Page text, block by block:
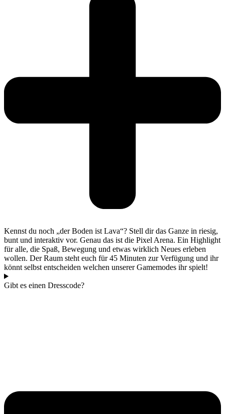
Kennst du noch „der Boden ist Lava“? Stell dir das Ganze in riesig,
bunt und interaktiv vor. Genau das ist die Pixel Arena. Ein Highlight
für alle, die Spaß, Bewegung und etwas wirklich Neues erleben
wollen. Der Raum steht euch für 45 Minuten zur Verfügung und ihr
könnt selbst entscheiden welchen unserer Gamemodes ihr spielt!
Gibt es einen Dresscode?